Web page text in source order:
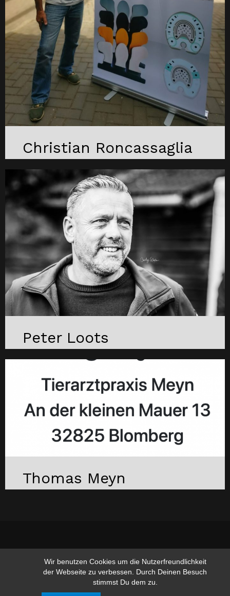
Wir benutzen Cookies um die Nutzerfreundlichkeit
der Webseite zu verbessen. Durch Deinen Besuch
stimmst Du dem zu.
Christian Roncassaglia
Peter Loots
Thomas Meyn
www.hufschmied-gerusel.de
Suchen nach:
Suchen